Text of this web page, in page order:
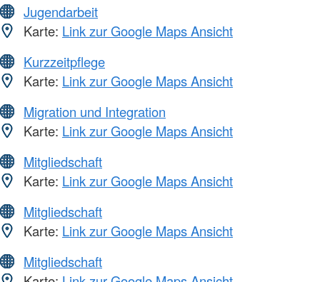
Jugendarbeit
Karte: Link zur Google Maps Ansicht
Kurzzeitpflege
Karte: Link zur Google Maps Ansicht
Migration und Integration
Karte: Link zur Google Maps Ansicht
Mitgliedschaft
Karte: Link zur Google Maps Ansicht
Mitgliedschaft
Karte: Link zur Google Maps Ansicht
Mitgliedschaft